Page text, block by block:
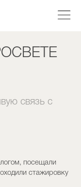
связь с
посещали
стажировку